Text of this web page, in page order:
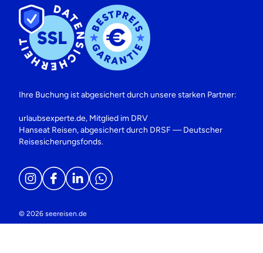
Ihre Buchung ist abgesichert durch unsere starken Partner:
urlaubsexperte.de, Mitglied im DRV
Hanseat Reisen, abgesichert durch DRSF — Deutscher
Reisesicherungsfonds.
© 2026 seereisen.de